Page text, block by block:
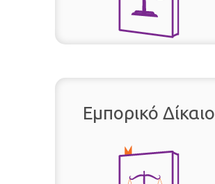
Εμπορικό Δίκαιο